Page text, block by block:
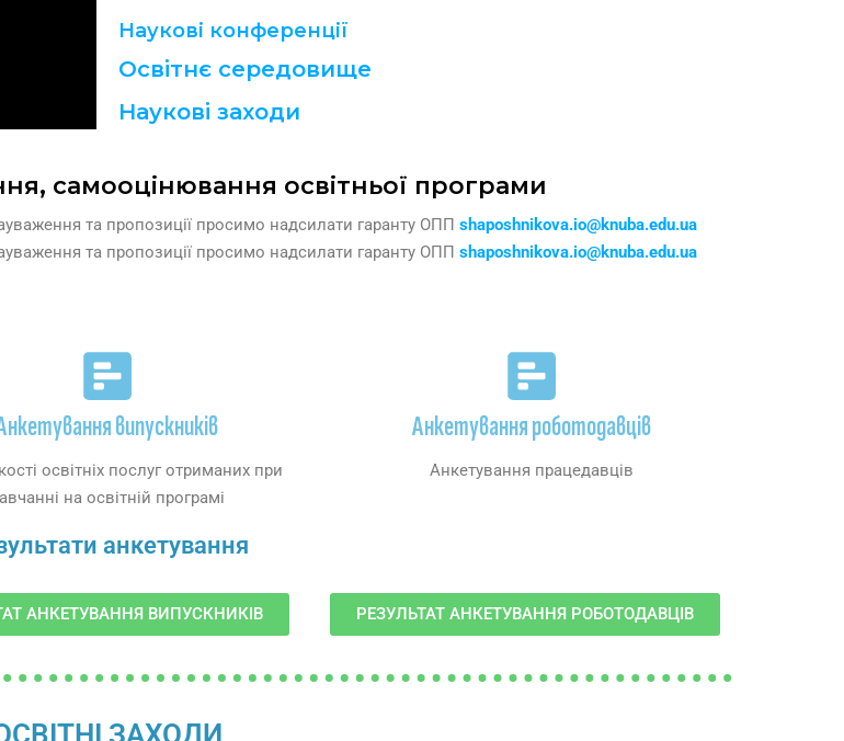
Наукові конференції
Освітнє середовище
Наукові заходи
самооцінювання освітньої програми
та пропозиції просимо надсилати гаранту ОПП shaposhnikova.io@knuba.edu.ua
та пропозиції просимо надсилати гаранту ОПП shaposhnikova.io@knuba.edu.ua
випускників
освітніх послуг отриманих при
на освітній програмі
Анкетування роботодавців
Анкетування працедавців
анкетування
АНКЕТУВАННЯ ВИПУСКНИКІВ РЕЗУЛЬТАТ АНКЕТУВАННЯ РОБОТОДАВЦІВ
ЗАХОДИ